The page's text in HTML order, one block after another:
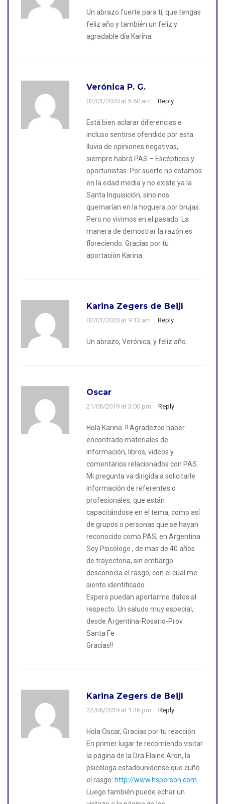
Un abrazo fuerte para ti, que tengas
feliz año y también un feliz y
agradable día Karina.
Verónica P. G.
02/01/2020 at 6:50 am Reply
Está bien aclarar diferencias e
incluso sentirse ofendido por esta
lluvia de opiniones negativas,
siempre habrá PAS – Escépticos y
oportunistas. Por suerte no estamos
en la edad media y no existe ya la
Santa Inquisición, sino nos
quemarían en la hoguera por brujas.
Pero no vivimos en el pasado. La
manera de demostrar la razón es
floreciendo. Gracias por tu
aportación Karina.
Karina Zegers de Beijl
02/01/2020 at 9:13 am Reply
Un abrazo, Verónica, y feliz año.
Oscar
21/06/2019 at 3:00 pm Reply
Hola Karina..!! Agradezco haber
encontrado materiales de
información, libros, videos y
comentarios relacionados con PAS.
Mi pregunta va dirigida a solicitarle
información de referentes o
profesionales, que están
capacitándose en el tema, como así
de grupos o personas que se hayan
reconocido como PAS, en Argentina.
Soy Psicòlogo , de mas de 40 años
de trayectoria, sin embargo
desconocía el rasgo, con el cual me
siento identificado.
Espero puedan aportarme datos al
respecto. Un saludo muy especial,
desde Argentina-Rosario-Prov.
Santa Fe
Gracias!!
Karina Zegers de Beijl
22/06/2019 at 1:36 pm Reply
Hola Oscar, Gracias por tu reacción.
En primer lugar te recomiendo visitar
la página de la Dra.Elaine Aron, la
psicóloga estadounidense que cuñó
el rasgo: http://www.hsperson.com.
Luego también puede echar un